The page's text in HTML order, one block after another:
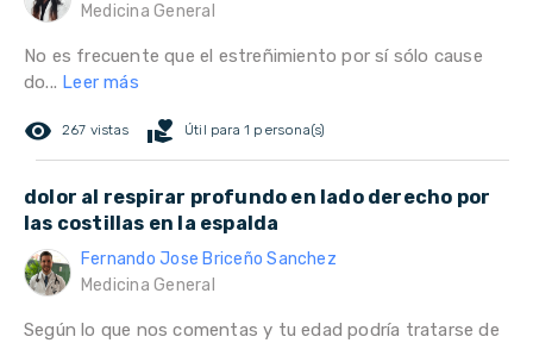
Medicina General
No es frecuente que el estreñimiento por sí sólo cause
do... Leer más
remove_red_eye 267 vistas volunteer_activism Útil para 1 persona(s)
dolor al respirar profundo en lado derecho por
las costillas en la espalda
Fernando Jose Briceño Sanchez
Medicina General
Según lo que nos comentas y tu edad podría tratarse de